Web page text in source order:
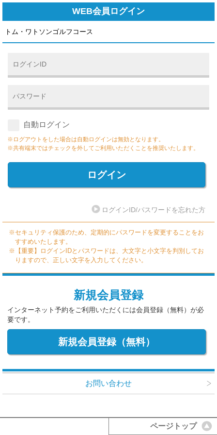
WEB会員ログイン
トム・ワトソンゴルフコース
自動ログイン
※ログアウトをした場合は自動ログインは無効となります。
※共有端末ではチェックを外してご利用いただくことを推奨いたします。
ログイン
ログインID/パスワードを忘れた方
※セキュリティ保護のため、定期的にパスワードを変更することをお
すすめいたします。
※【重要】ログインIDとパスワードは、大文字と小文字を判別してお
りますので、正しい文字を入力してください。
新規会員登録
インターネット予約をご利用いただくには会員登録（無料）が必
要です。
新規会員登録（無料）
お問い合わせ
ページトップ